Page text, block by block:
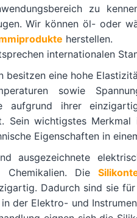
zu
Wir können öl- oder
herstellen.
internationalen
besitzen eine hohe
sowie
aufgrund ihrer
Sein wichtigstes
Eigenschaften in
ausgezeichnete
Chemikalien. Die
Dadurch sind sie
der Elektro- und